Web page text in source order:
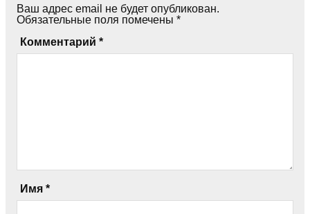
Ваш адрес email не будет опубликован.
Обязательные поля помечены *
Комментарий *
Имя *